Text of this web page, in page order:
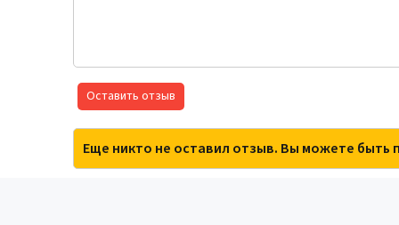
Оставить отзыв
Еще никто не оставил отзыв. Вы можете быть